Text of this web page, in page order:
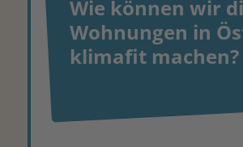
Wie können wir
Wohnungen in
klimafit machen?